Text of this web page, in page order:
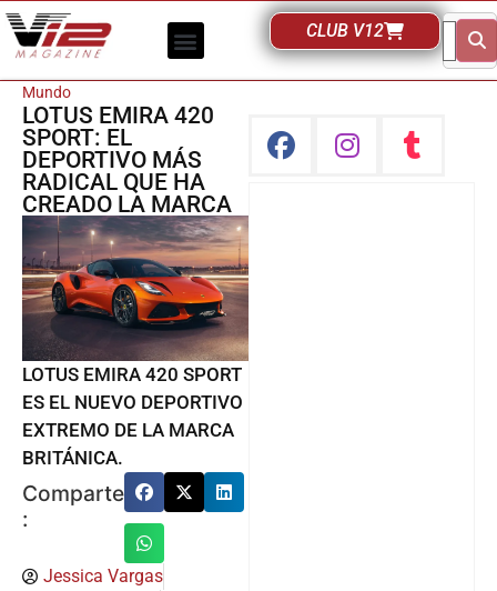
CLUB V12
Mundo
LOTUS EMIRA 420
SPORT: EL
DEPORTIVO MÁS
RADICAL QUE HA
CREADO LA MARCA
LOTUS EMIRA 420 SPORT
ES EL NUEVO DEPORTIVO
EXTREMO DE LA MARCA
BRITÁNICA.
Comparte
:
Jessica Vargas